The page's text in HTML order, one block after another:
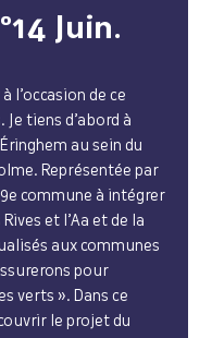
Juin.
l’occasion de ce
Je tiens d’abord à
au sein du
Représentée par
commune à intégrer
et l’Aa et de la
aux communes
pour
verts ». Dans ce
le projet du